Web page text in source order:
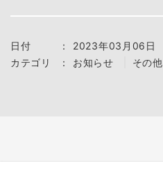
日付 ：
2023年03月06日
カテゴリ
： お知らせ その他